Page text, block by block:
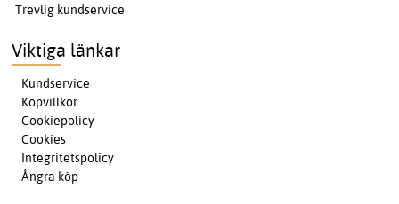
Trevlig kundservice
Viktiga länkar
Kundservice
Köpvillkor
Cookiepolicy
Cookies
Integritetspolicy
Ångra köp